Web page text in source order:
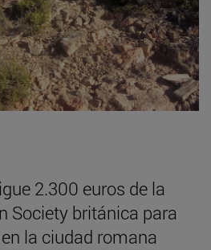
2.300 euros de la
Society británica para
la ciudad romana